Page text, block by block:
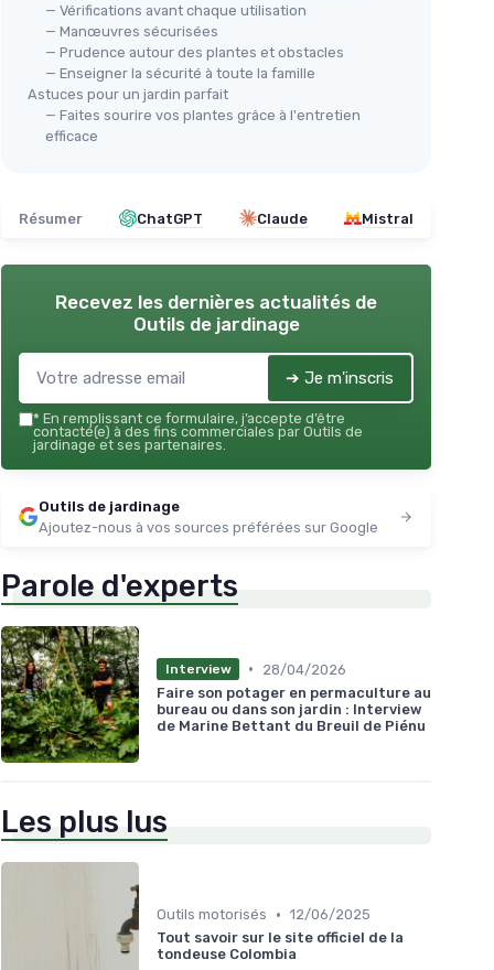
— Vérifications avant chaque utilisation
— Manœuvres sécurisées
— Prudence autour des plantes et obstacles
— Enseigner la sécurité à toute la famille
Astuces pour un jardin parfait
— Faites sourire vos plantes grâce à l'entretien
efficace
Résumer ChatGPT Claude Mistral
Recevez les dernières actualités de
Outils de jardinage
➔ Je m'inscris
* En remplissant ce formulaire, j’accepte d’être
contacté(e) à des fins commerciales par Outils de
jardinage et ses partenaires.
Outils de jardinage
Ajoutez-nous à vos sources préférées sur Google
Parole d'experts
Interview •
28/04/2026
Faire son potager en permaculture au
bureau ou dans son jardin : Interview
de Marine Bettant du Breuil de Piénu
Les plus lus
Outils motorisés • 12/06/2025
Tout savoir sur le site officiel de la
tondeuse Colombia